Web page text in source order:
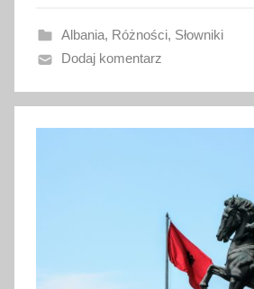
a
n
2
0
Albania, Różności, Słowniki
Dodaj komentarz